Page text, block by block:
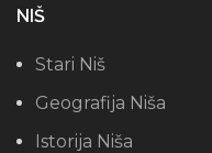
NIŠ
Stari Niš
Geografija Niša
Istorija Niša